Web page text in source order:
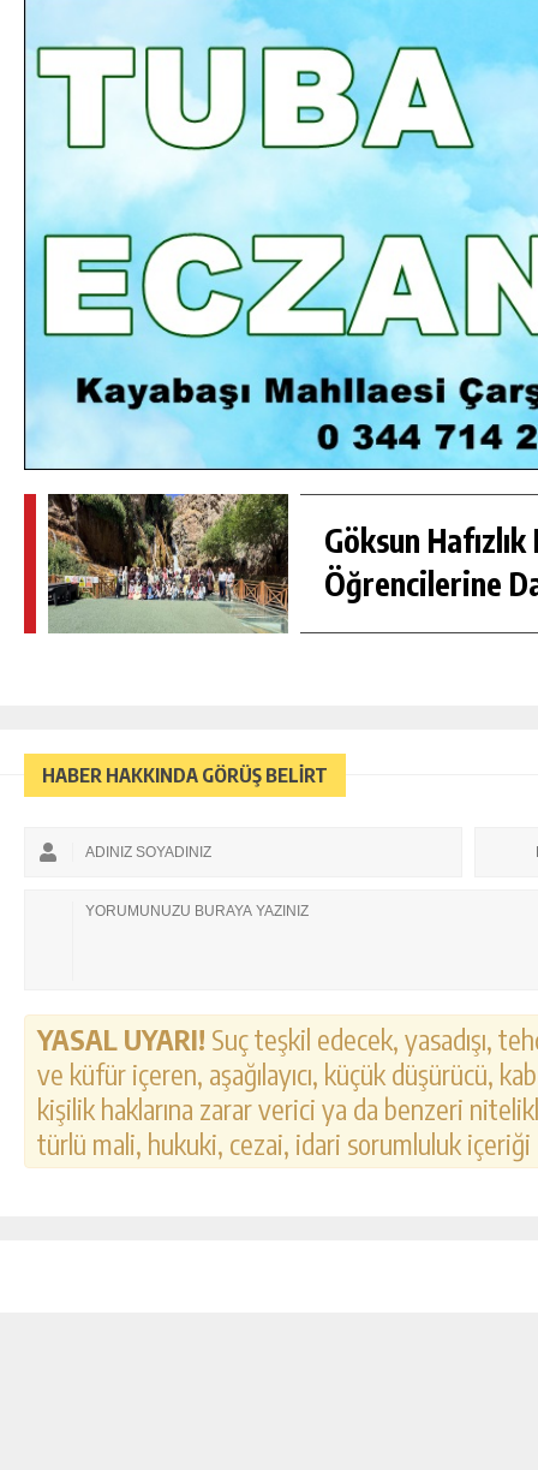
Göksun Hafızlık
Öğrencilerine
HABER HAKKINDA GÖRÜŞ BELİRT
YASAL UYARI! Suç teşkil edecek, yasadışı,
ve küfür içeren, aşağılayıcı, küçük düşürücü,
kişilik haklarına zarar verici ya da benzeri
türlü mali, hukuki, cezai, idari sorumluluk
GÜNLÜK HABER AKIŞI
GÖKSUN HAFIZLIK KIZ KUR’AN KURSU
ÖĞRENCILERINE DARENDE GEZISI.